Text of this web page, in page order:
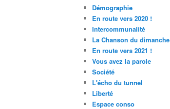
Démographie
En route vers 2020 !
Intercommunalité
La Chanson du dimanche
En route vers 2021 !
Vous avez la parole
Société
L'écho du tunnel
Liberté
Espace conso